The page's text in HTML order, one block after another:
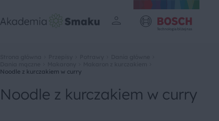
Noodle z kurczakiem w curry
Noodle z kurczakiem w curry